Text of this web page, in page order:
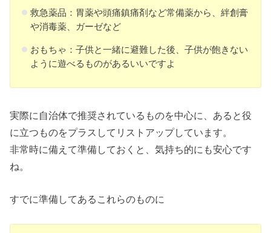
救急薬品：胃薬や頭痛鎮痛剤など常備薬から、絆創膏
や消毒薬、ガーゼなど
おもちゃ：子供と一緒に避難した後、子供が飽きない
ように遊べるものがあるいいですよ
実際に自治体で推奨されているものを中心に、あると役
に立つものをプラスしてリストアップしています。
非常時に備えて準備しておくと、気持ち的にも安心です
ね。
すでに準備してあるこれらのものに